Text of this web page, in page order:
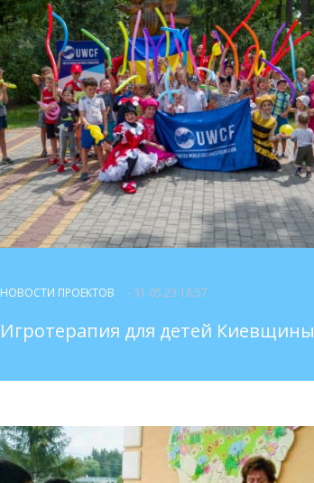
НОВОСТИ ПРОЕКТОВ - 31.05.23 18:57
Игротерапия для детей Киевщины